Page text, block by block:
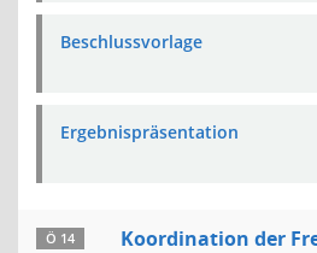
Beschlussvorlage
Ergebnispräsentation
Ö 14
Koordination der